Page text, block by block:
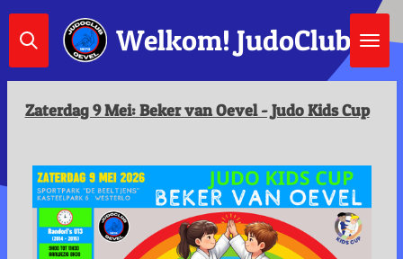
Ga
direct
de
hoofdinhoud
Welkom! JudoClub
Zaterdag 9 Mei: Beker van Oevel - Judo Kids Cup